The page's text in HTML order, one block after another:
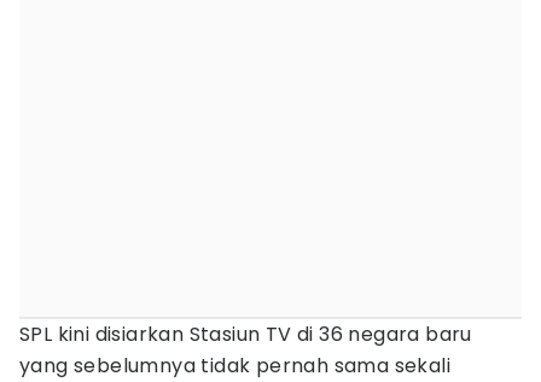
SPL kini disiarkan Stasiun TV di 36 negara baru
yang sebelumnya tidak pernah sama sekali